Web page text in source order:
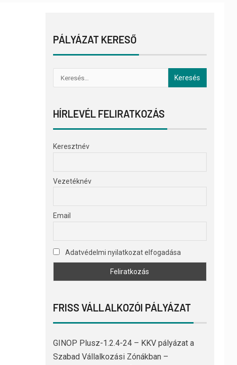
PÁLYÁZAT KERESŐ
HÍRLEVÉL FELIRATKOZÁS
Keresztnév
Vezetéknév
Email
Adatvédelmi nyilatkozat elfogadása
FRISS VÁLLALKOZÓI PÁLYÁZAT
GINOP Plusz-1.2.4-24 – KKV pályázat a
Szabad Vállalkozási Zónákban –